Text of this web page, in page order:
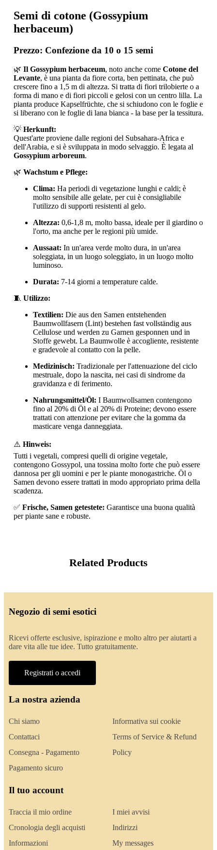
Semi di cotone (Gossypium
herbaceum)
Prezzo: Confezione da 10 o 15 semi
🌿 Il Gossypium herbaceum, noto anche come Cotone del
Levante, è una pianta da fiore corta, ben pettinata, che può
crescere fino a 1,5 m di altezza. Si tratta di fiori trilobierte o a
forma di mano e di fiori piccoli e gelosi con un centro lilla. La
pianta produce Kapselfrüchte, che si schiudono con le foglie e
si liberano con le foglie di lana bianca - la base per la tessitura.
💡 Herkunft:
Quest'arte proviene dalle regioni del Subsahara-Africa e
dell'Arabia, e si è sviluppata in modo selvaggio. È legata al
Gossypium arboreum.
🌿 Wachstum e Pflege:
Clima: Ha periodi di vegetazione lunghi e caldi; è
molto sensibile alle gelate, per cui è consigliabile
l'utilizzo di supporti resistenti al gelo.
Altezza: 0,6-1,8 m, molto bassa, ideale per il giardino o
l'orto, ma anche per le regioni più umide.
Aussaat: In un'area verde molto dura, in un'area
soleggiata, in un luogo soleggiato, in un luogo molto
luminoso.
Durata: 7-14 giorni a temperature calde.
🧵 Utilizzo:
Textilien: Die aus den Samen entstehenden
Baumwollfasern (Lint) bestehen fast vollständig aus
Cellulose und werden zu Garnen gesponnen und in
Stoffe gewebt. La Baumwolle è accogliente, resistente
e gradevole al contatto con la pelle.
Medizinisch: Tradizionale per l'attenuazione del ciclo
mestruale, dopo la nascita, nei casi di sindrome da
gravidanza e di ferimento.
Nahrungsmittel/Öl: I Baumwollsamen contengono
fino al 20% di Öl e al 20% di Proteine; devono essere
trattati con attenzione per evitare che la gomma da
masticare venga danneggiata.
⚠️ Hinweis:
Tutti i vegetali, compresi quelli di origine vegetale,
contengono Gossypol, una tossina molto forte che può essere
dannosa per gli uomini e per le piante monogastriche. Öl o
Samen devono essere trattati in modo appropriato prima della
scadenza.
✅ Frische, Samen getestete: Garantisce una buona qualità
per piante sane e robuste.
Related Products
Negozio di semi esotici
Ricevi offerte esclusive, ispirazione e molto altro per aiutarti a
dare vita alle tue idee. Tutto gratuitamente.
Registrati o accedi
La nostra azienda
Chi siamo
Contattaci
Consegna - Pagamento
Pagamento sicuro
Informativa sui cookie
Terms of Service & Refund
Policy
Il tuo account
Traccia il mio ordine
Cronologia degli acquisti
Informazioni
I miei avvisi
Indirizzi
My messages